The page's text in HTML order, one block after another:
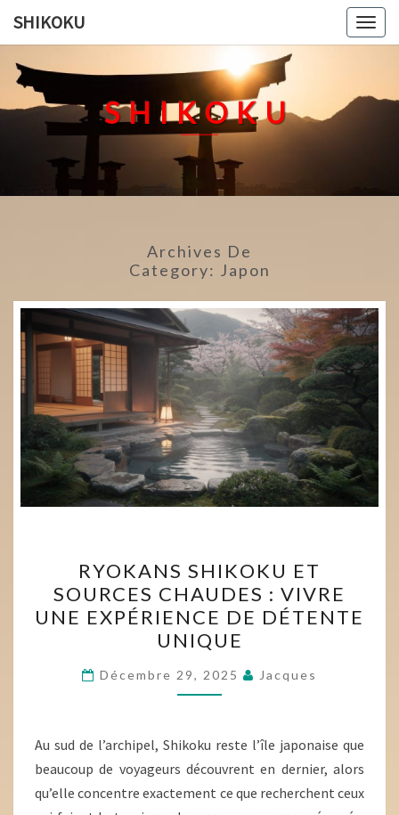
content
SHIKOKU
SHIKOKU
Archives De
Category: Japon
SHIKOKU
ET
SOURCES
CHAUDES
VIVRE
EXPÉRIENCE
DE
DÉTENTE
RYOKANS SHIKOKU ET
SOURCES CHAUDES : VIVRE
UNE EXPÉRIENCE DE DÉTENTE
UNIQUE
Décembre 29, 2025 Jacques
Au sud de l’archipel, Shikoku reste l’île japonaise que
beaucoup de voyageurs découvrent en dernier, alors
qu’elle concentre exactement ce que recherchent ceux